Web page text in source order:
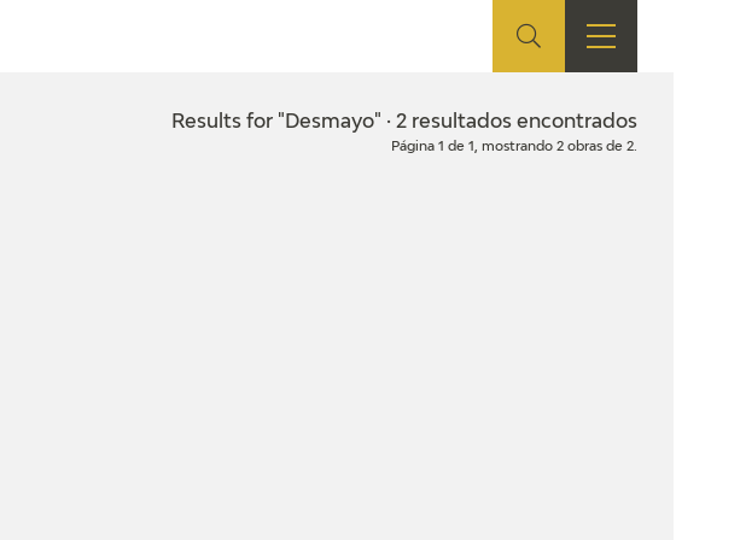
SHOP EDUCA
Results for "Desmayo" · 2 resultados encontrados
Página 1 de 1, mostrando 2 obras de 2.